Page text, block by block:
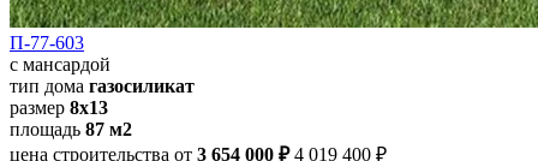
П-77-603
с мансардой
тип дома газосиликат
размер 8х13
площадь 87 м2
цена строительства от 3 654 000 ₽ 4 019 400 ₽